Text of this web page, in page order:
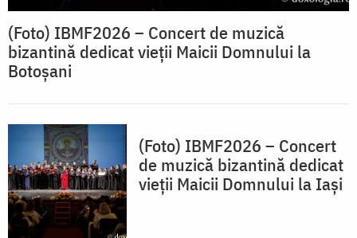
(Foto) IBMF2026 – Concert de muzică
bizantină dedicat vieții Maicii Domnului la
Botoșani
(Foto) IBMF2026 – Concert
de muzică bizantină dedicat
vieții Maicii Domnului la Iași